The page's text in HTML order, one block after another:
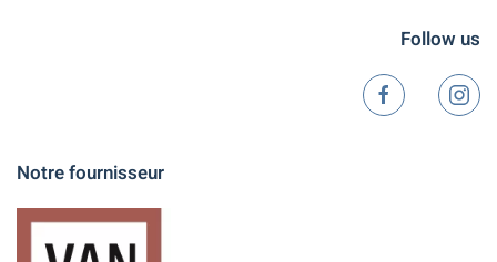
Follow us
Notre fournisseur